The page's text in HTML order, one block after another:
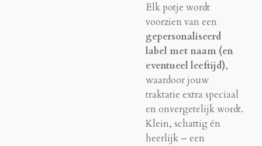
Elk potje wordt
voorzien van een
gepersonaliseerd
label met naam (en
eventueel leeftijd),
waardoor jouw
traktatie extra speciaal
en onvergetelijk wordt.
Klein, schattig én
heerlijk – een